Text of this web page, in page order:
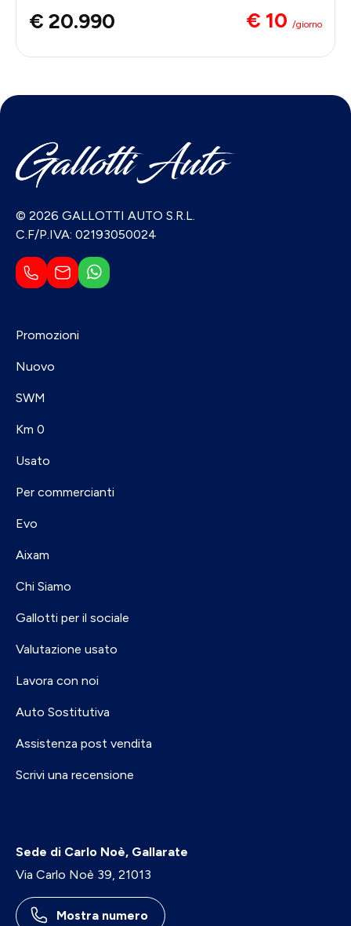
€ 20.990 € 10 /giorno
© 2026 GALLOTTI AUTO S.R.L.
C.F/P.IVA: 02193050024
Promozioni
Nuovo
SWM
Km 0
Usato
Per commercianti
Evo
Aixam
Chi Siamo
Gallotti per il sociale
Valutazione usato
Lavora con noi
Auto Sostitutiva
Assistenza post vendita
Scrivi una recensione
Sede di Carlo Noè, Gallarate
Via Carlo Noè 39, 21013
Mostra numero